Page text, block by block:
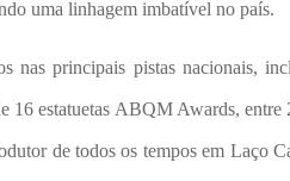
uma linhagem imbatível no país.
nas principais pistas nacionais,
16 estatuetas ABQM Awards, entre
de todos os tempos em Laço